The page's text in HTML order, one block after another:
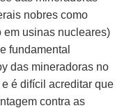
nobres como
em usinas nucleares)
fundamental
das mineradoras no
é difícil acreditar que
contra as